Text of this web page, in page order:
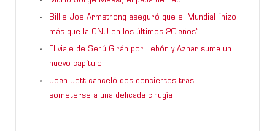
Billie Joe Armstrong aseguró que el Mundial “hizo
más que la ONU en los últimos 20 años”
El viaje de Serú Girán por Lebón y Aznar suma un
nuevo capítulo
Joan Jett canceló dos conciertos tras
someterse a una delicada cirugía